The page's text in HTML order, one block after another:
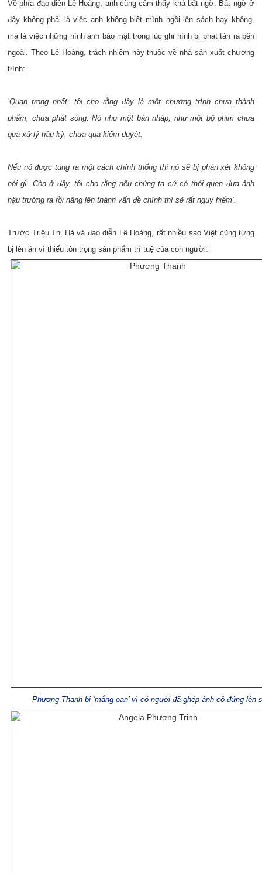
Về phía đạo diễn Lê Hoàng, anh cũng cảm thấy khá bất ngờ. Bất ngờ ở
đây không phải là việc anh không biết mình ngồi lên sách hay không,
mà là việc những hình ảnh bảo mật trong lúc ghi hình bị phát tán ra bên
ngoài. Theo Lê Hoàng, trách nhiệm này thuộc về nhà sản xuất chương
trình:
‘Quan trọng nhất, tôi cho rằng đây là một chương trình chưa thành
phẩm, chưa phát sóng. Nó như một bản nháp, như một bộ phim chưa
qua xử lý hậu kỳ, chưa qua kiểm duyệt.
Nếu nó được tung ra một cách chính thống thì nó sẽ bị phán xét không
nói gì. Còn ở đây, tôi cho rằng nếu chúng ta cứ có thói quen đưa ảnh
hậu trường ra rồi nâng lên thành vấn đề chính thì sẽ rất nguy hiểm’.
Trước Triệu Thị Hà và đạo diễn Lê Hoàng, rất nhiều sao Việt cũng từng
bị lên án vì thiếu tôn trọng sản phẩm trí tuệ của con người:
Phương Thanh bị ‘mắng oan’ vì có người đã ghép ảnh cô đứng lên